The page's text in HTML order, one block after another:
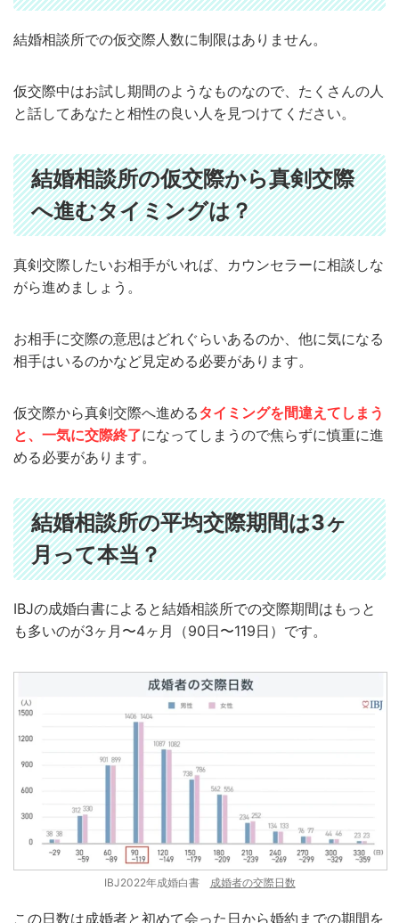
結婚相談所での仮交際人数に制限はありません。
仮交際中はお試し期間のようなものなので、たくさんの人
と話してあなたと相性の良い人を見つけてください。
結婚相談所の仮交際から真剣交際
へ進むタイミングは？
真剣交際したいお相手がいれば、カウンセラーに相談しな
がら進めましょう。
お相手に交際の意思はどれぐらいあるのか、他に気になる
相手はいるのかなど見定める必要があります。
仮交際から真剣交際へ進めるタイミングを間違えてしまう
と、一気に交際終了になってしまうので焦らずに慎重に進
める必要があります。
結婚相談所の平均交際期間は3ヶ
月って本当？
IBJの成婚白書によると結婚相談所での交際期間はもっと
も多いのが3ヶ月〜4ヶ月（90日〜119日）です。
IBJ2022年成婚白書 成婚者の交際日数
この日数は成婚者と初めて会った日から婚約までの期間を